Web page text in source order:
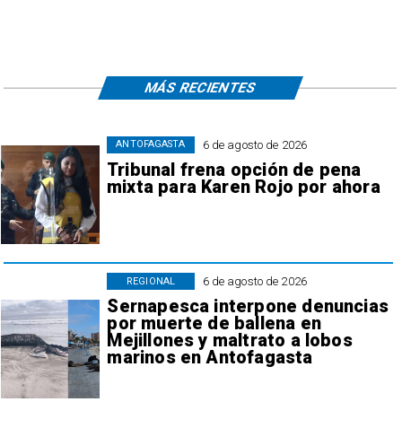
6 de agosto de 2026
Tribunal frena opción de pena
mixta para Karen Rojo por ahora
ANTOFAGASTA
6 de agosto de 2026
Sernapesca interpone denuncias
por muerte de ballena en
Mejillones y maltrato a lobos
marinos en Antofagasta
REGIONAL
MÁS RECIENTES